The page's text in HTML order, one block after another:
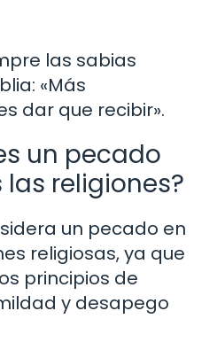
las sabias
«Más
dar que recibir».
un pecado
religiones?
un pecado en
religiosas, ya que
principios de
y desapego